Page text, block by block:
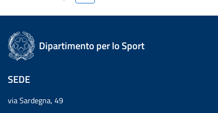
Dipartimento per lo Sport
SEDE
via Sardegna, 49